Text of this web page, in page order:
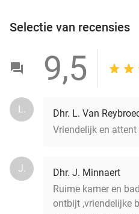
Selectie van recensies
9,5
L.
Dhr. L. Van
Vriendelijk en
J.
Dhr. J. Minnaert
Ruime kamer en
ontbijt ,vriendelijke